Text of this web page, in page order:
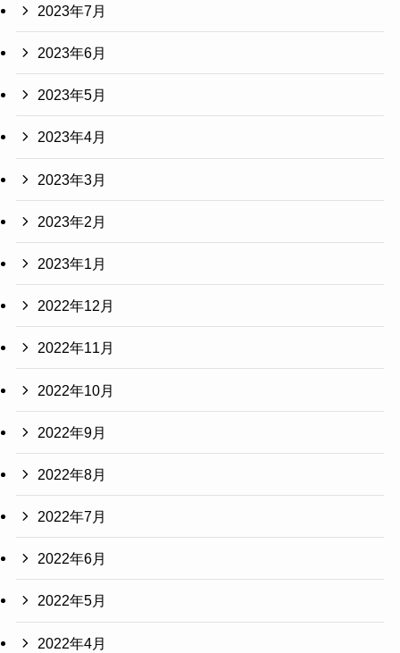
2023年7月
2023年6月
2023年5月
2023年4月
2023年3月
2023年2月
2023年1月
2022年12月
2022年11月
2022年10月
2022年9月
2022年8月
2022年7月
2022年6月
2022年5月
2022年4月